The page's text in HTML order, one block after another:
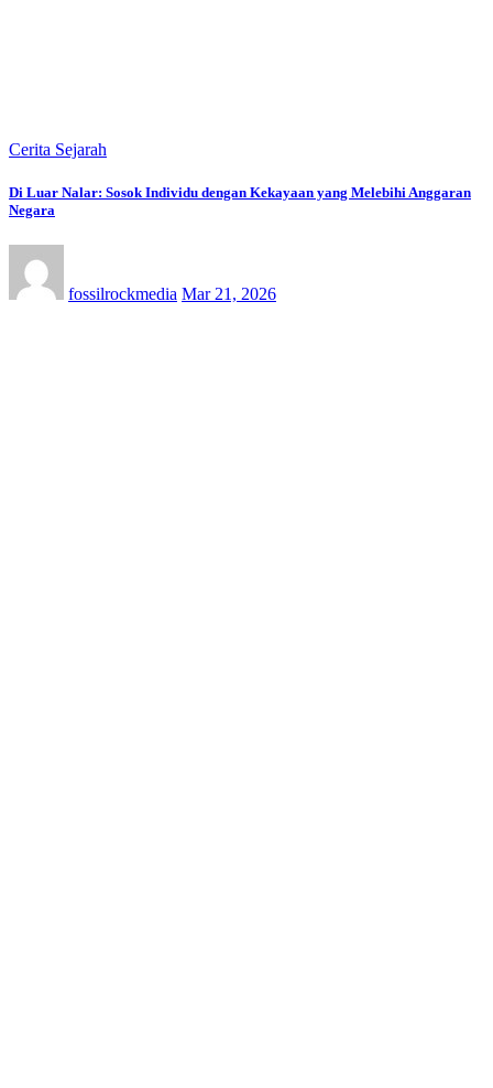
Cerita Sejarah
Di Luar Nalar: Sosok Individu dengan Kekayaan yang Melebihi Anggaran
Negara
fossilrockmedia Mar 21, 2026